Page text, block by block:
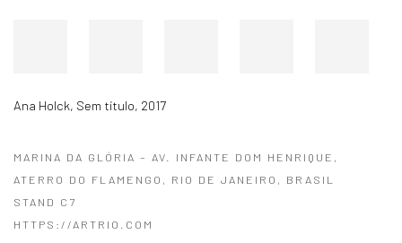
Ana Holck, Sem título, 2017
MARINA DA GLÓRIA – AV. INFANTE DOM HENRIQUE,
ATERRO DO FLAMENGO, RIO DE JANEIRO, BRASIL
STAND C7
HTTPS://ARTRIO.COM